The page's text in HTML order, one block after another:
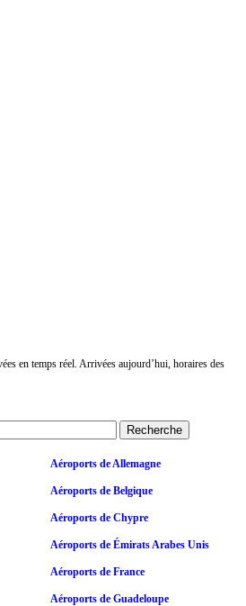
en temps réel. Arrivées aujourd’hui, horaires des
Aéroports de Allemagne
Aéroports de Belgique
Aéroports de Chypre
Aéroports de Émirats Arabes Unis
Aéroports de France
Aéroports de Guadeloupe